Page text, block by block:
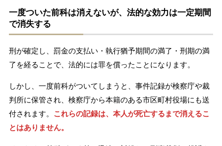
一度ついた前科は消えないが、法的な効力は一定期間
で消失する
刑が確定し、罰金の支払い・執行猶予期間の満了・刑期の満
了を経ることで、法的には罪を償ったことになります。
しかし、一度前科がついてしまうと、事件記録が検察庁や裁
判所に保管され、検察庁から本籍のある市区町村役場にも送
付されます。 これらの記録は、本人が死亡するまで消えるこ
とはありません。